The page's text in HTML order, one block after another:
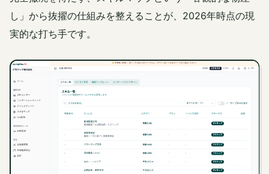
し」から抜擢の仕組みを整えることが、2026年時点の現
実的な打ち手です。